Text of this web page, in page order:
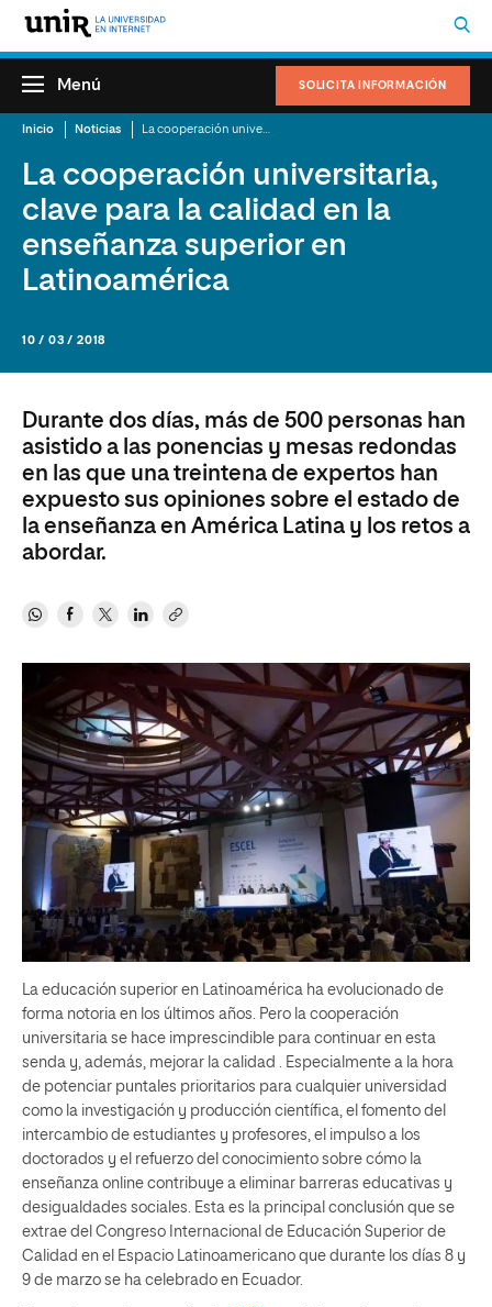
SOLICITA INFORMACIÓN
Menú
Inicio Noticias
La cooperación universitaria,
clave para la calidad en la
enseñanza superior en
Latinoamérica
10 / 03 / 2018
Durante dos días, más de 500 personas han
asistido a las ponencias y mesas redondas
en las que una treintena de expertos han
expuesto sus opiniones sobre el estado de
la enseñanza en América Latina y los retos a
abordar.
La educación superior en Latinoamérica ha evolucionado de
forma notoria en los últimos años. Pero la cooperación
universitaria se hace imprescindible para continuar en esta
senda y, además, mejorar la calidad . Especialmente a la hora
de potenciar puntales prioritarios para cualquier universidad
como la investigación y producción científica, el fomento del
intercambio de estudiantes y profesores, el impulso a los
doctorados y el refuerzo del conocimiento sobre cómo la
enseñanza online contribuye a eliminar barreras educativas y
desigualdades sociales. Esta es la principal conclusión que se
extrae del Congreso Internacional de Educación Superior de
Calidad en el Espacio Latinoamericano que durante los días 8 y
9 de marzo se ha celebrado en Ecuador.